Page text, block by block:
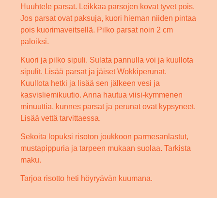
Huuhtele parsat. Leikkaa parsojen kovat tyvet pois.
Jos parsat ovat paksuja, kuori hieman niiden pintaa
pois kuorimaveitsellä. Pilko parsat noin 2 cm
paloiksi.
Kuori ja pilko sipuli. Sulata pannulla voi ja kuullota
sipulit. Lisää parsat ja jäiset Wokkiperunat.
Kuullota hetki ja lisää sen jälkeen vesi ja
kasvisliemikuutio. Anna hautua viisi-kymmenen
minuuttia, kunnes parsat ja perunat ovat kypsyneet.
Lisää vettä tarvittaessa.
Sekoita lopuksi risoton joukkoon parmesanlastut,
mustapippuria ja tarpeen mukaan suolaa. Tarkista
maku.
Tarjoa risotto heti höyryävän kuumana.